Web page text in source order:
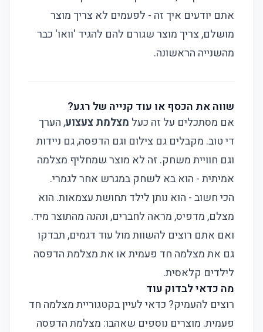
אתם יודעים איך זה - לפעמים לא צריך מוצר
מושלם, צריך מוצר שגורם להם להגיד 'וואו' כבר
מהשנייה הראשונה.
שווה את הכסף או עוד קנייה של רגע?
אם מסתכלים על זה כעל מצלמת צעצוע, הערך
די טוב. מקבלים גם צילום וגם הדפסה, גם ניידות
וגם חוויית משחק. זה לא מוצר שמחליף מצלמה
אמיתית - הוא בא לשחק במגרש אחר לגמרי.
הכי חשוב - הוא נותן לילד תחושת עצמאות. הוא
מצלם, מדפיס, מראה לחברים, ונהנה מהתוצר מיד.
ואם אתם רוצים להשוות מול עוד דגמים, תבדקו
גם אתמצלמה חד פעמיתאו אתמצלמת הדפסה
לילדים קלאסית.
מה כדאי לבדוק עוד
רוצים להעמיק? כדאי לעיין בקטגורייתמצלמה חד
פעמית. מוצרים נוספים שאהבו: מצלמת הדפסה